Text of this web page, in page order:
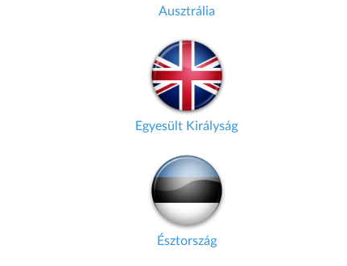
Ausztrália
Egyesült Királyság
Észtország